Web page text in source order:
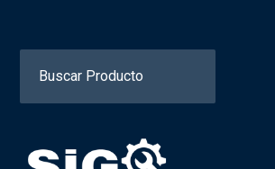
for: